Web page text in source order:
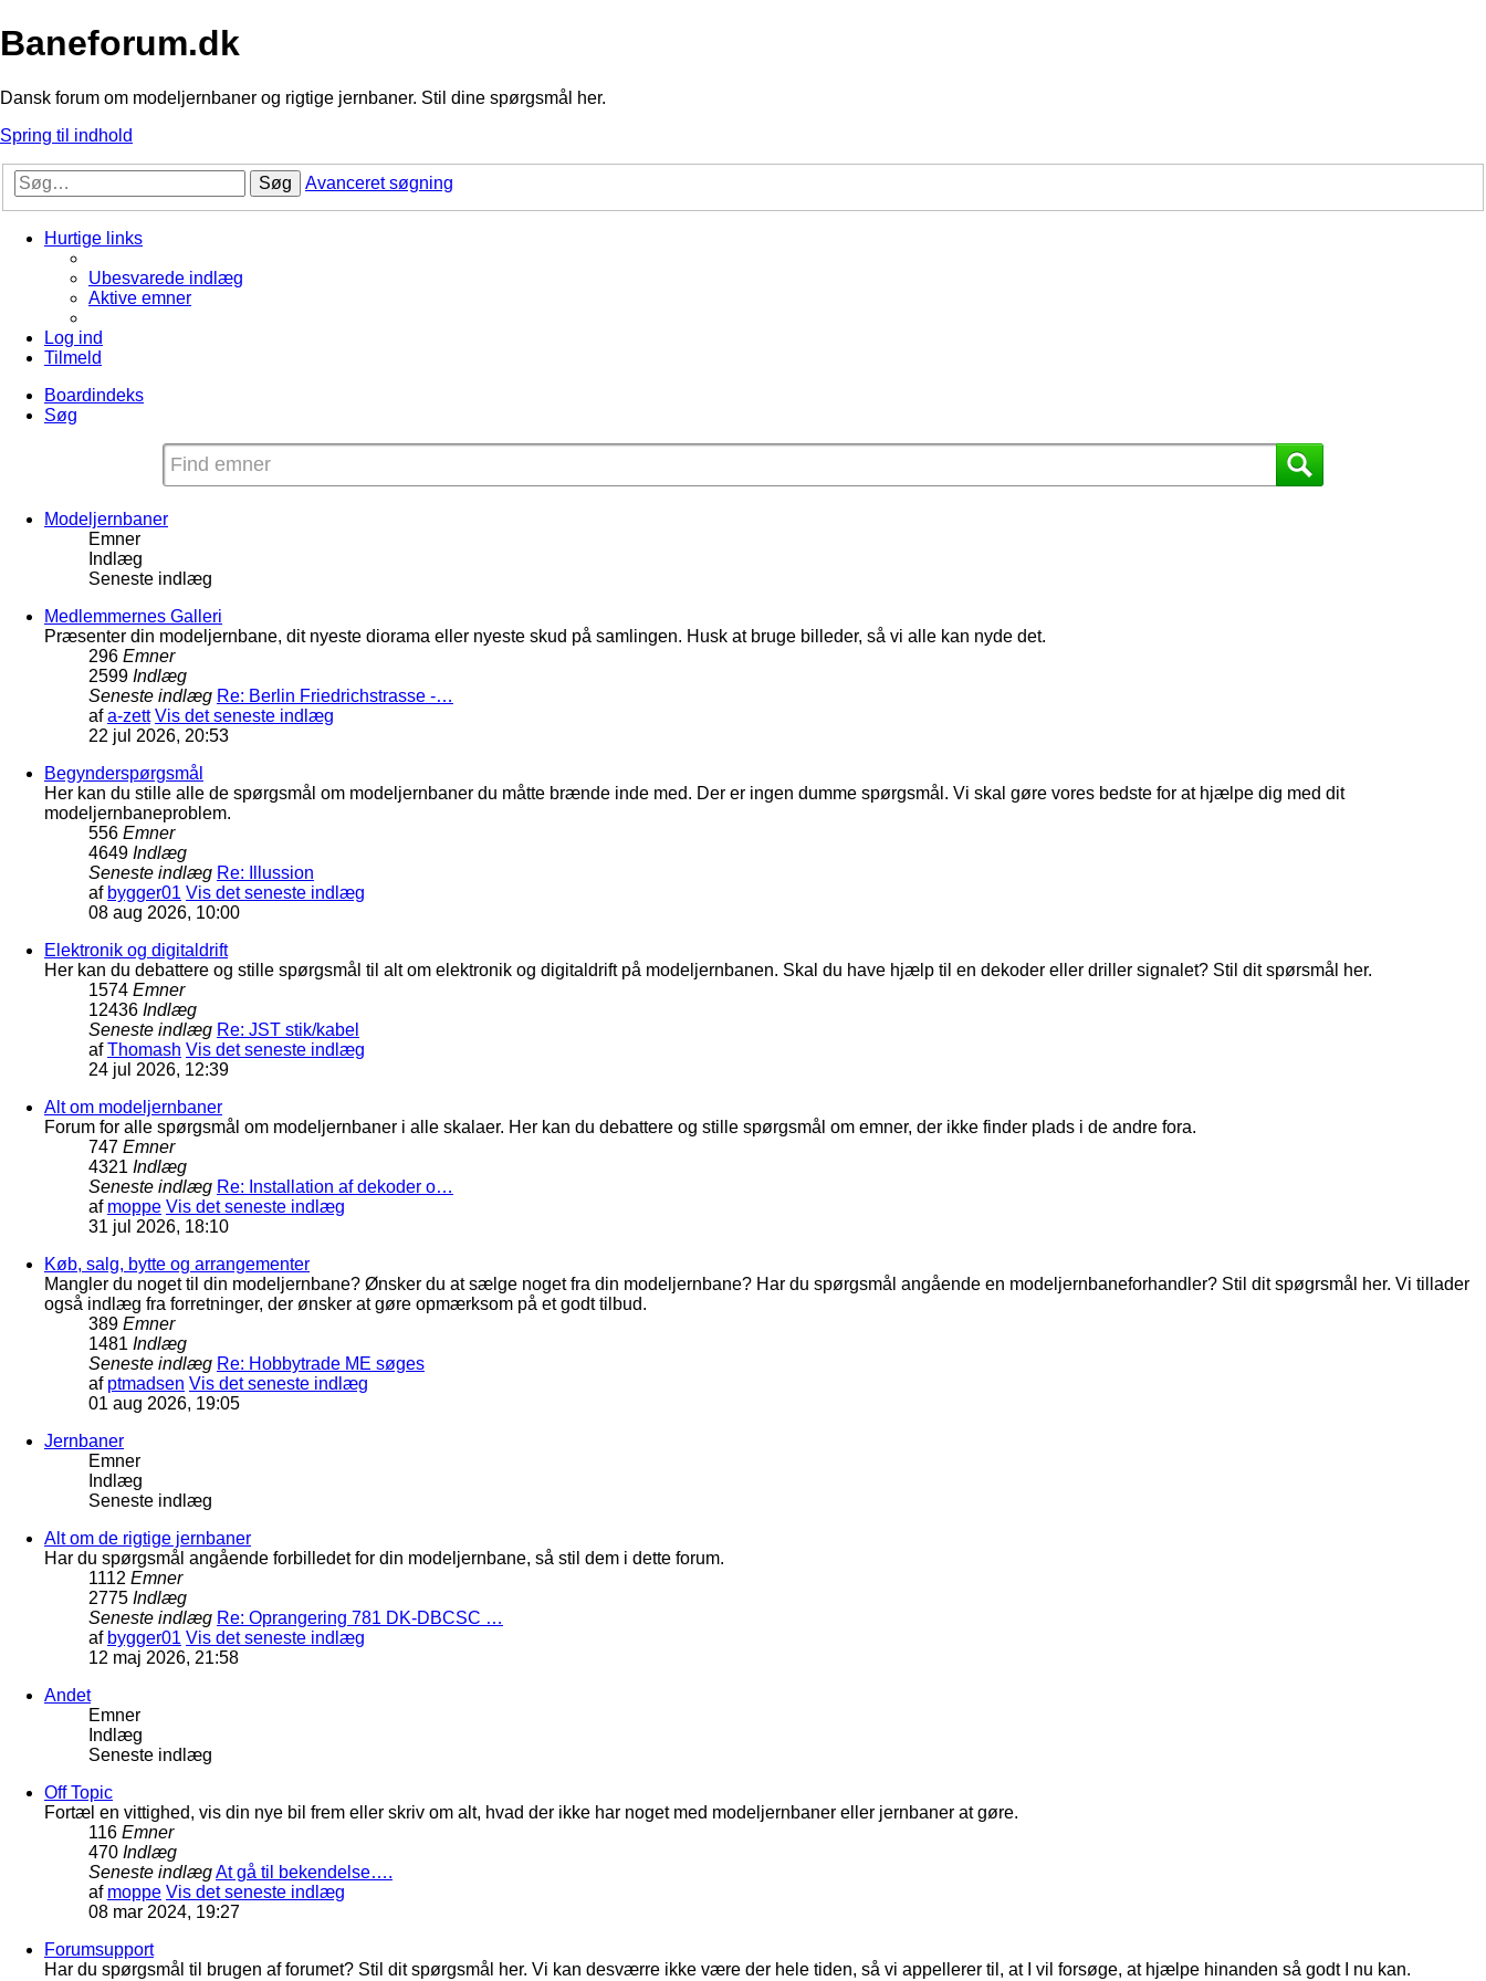
Baneforum.dk
Dansk forum om modeljernbaner og rigtige jernbaner. Stil dine spørgsmål her.
Spring til indhold
Søg Avanceret søgning
Hurtige links
Ubesvarede indlæg
Aktive emner
Log ind
Tilmeld
Boardindeks
Søg
Modeljernbaner
Emner
Indlæg
Seneste indlæg
Medlemmernes Galleri
Præsenter din modeljernbane, dit nyeste diorama eller nyeste skud på samlingen. Husk at bruge billeder, så vi alle kan nyde det.
296 Emner
2599 Indlæg
Seneste indlæg Re: Berlin Friedrichstrasse -…
afa-zett Vis det seneste indlæg
22 jul 2026, 20:53
Begynderspørgsmål
Her kan du stille alle de spørgsmål om modeljernbaner du måtte brænde inde med. Der er ingen dumme spørgsmål. Vi skal gøre vores bedste for at hjælpe dig med dit
modeljernbaneproblem.
556 Emner
4649 Indlæg
Seneste indlæg Re: Illussion
af bygger01 Vis det seneste indlæg
08 aug 2026, 10:00
Elektronik og digitaldrift
Her kan du debattere og stille spørgsmål til alt om elektronik og digitaldrift på modeljernbanen. Skal du have hjælp til en dekoder eller driller signalet? Stil dit spørsmål her.
1574 Emner
12436 Indlæg
Seneste indlæg Re: JST stik/kabel
afThomash Vis det seneste indlæg
24 jul 2026, 12:39
Alt om modeljernbaner
Forum for alle spørgsmål om modeljernbaner i alle skalaer. Her kan du debattere og stille spørgsmål om emner, der ikke finder plads i de andre fora.
747 Emner
4321 Indlæg
Seneste indlæg Re: Installation af dekoder o…
af moppe Vis det seneste indlæg
31 jul 2026, 18:10
Køb, salg, bytte og arrangementer
Mangler du noget til din modeljernbane? Ønsker du at sælge noget fra din modeljernbane? Har du spørgsmål angående en modeljernbaneforhandler? Stil dit spøgrsmål her. Vi tillader
også indlæg fra forretninger, der ønsker at gøre opmærksom på et godt tilbud.
389 Emner
1481 Indlæg
Seneste indlæg Re: Hobbytrade ME søges
af ptmadsen Vis det seneste indlæg
01 aug 2026, 19:05
Jernbaner
Emner
Indlæg
Seneste indlæg
Alt om de rigtige jernbaner
Har du spørgsmål angående forbilledet for din modeljernbane, så stil dem i dette forum.
1112 Emner
2775 Indlæg
Seneste indlæg Re: Oprangering 781 DK-DBCSC …
af bygger01 Vis det seneste indlæg
12 maj 2026, 21:58
Andet
Emner
Indlæg
Seneste indlæg
Off Topic
Fortæl en vittighed, vis din nye bil frem eller skriv om alt, hvad der ikke har noget med modeljernbaner eller jernbaner at gøre.
116 Emner
470 Indlæg
Seneste indlægAt gå til bekendelse….
af moppe Vis det seneste indlæg
08 mar 2024, 19:27
Forumsupport
Har du spørgsmål til brugen af forumet? Stil dit spørgsmål her. Vi kan desværre ikke være der hele tiden, så vi appellerer til, at I vil forsøge, at hjælpe hinanden så godt I nu kan.